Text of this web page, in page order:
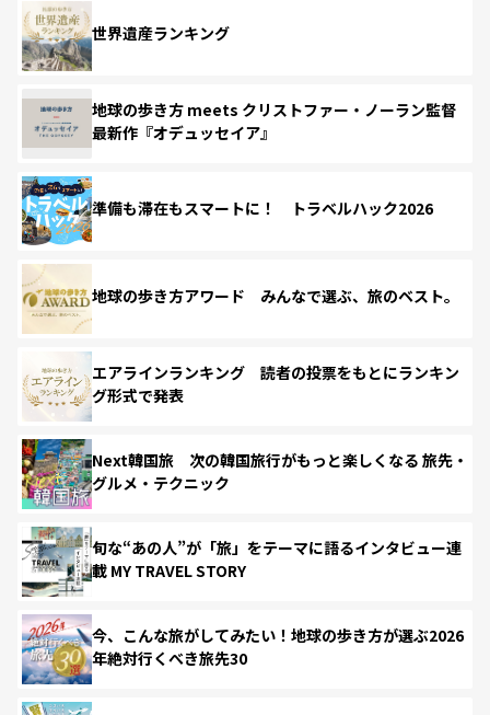
世界遺産ランキング
地球の歩き方 meets クリストファー・ノーラン監督
最新作『オデュッセイア』
準備も滞在もスマートに！ トラベルハック2026
地球の歩き方アワード みんなで選ぶ、旅のベスト。
エアラインランキング 読者の投票をもとにランキン
グ形式で発表
Next韓国旅 次の韓国旅行がもっと楽しくなる 旅先・
グルメ・テクニック
旬な“あの人”が「旅」をテーマに語るインタビュー連
載 MY TRAVEL STORY
今、こんな旅がしてみたい！地球の歩き方が選ぶ2026
年絶対行くべき旅先30